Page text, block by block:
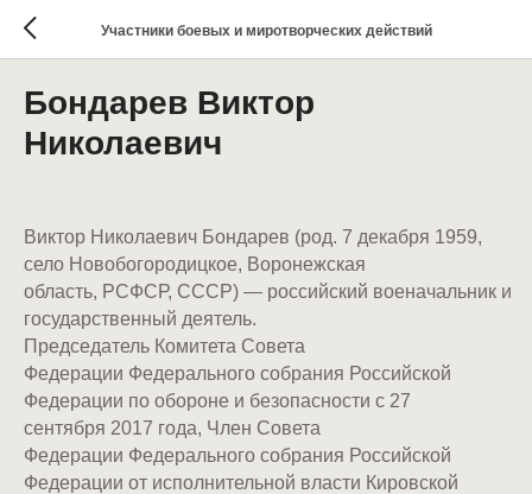
Участники боевых и миротворческих действий
Бондарев Виктор
Николаевич
Виктор Николаевич Бондарев (род. 7 декабря 1959,
село Новобогородицкое, Воронежская
область, РСФСР, СССР) — российский военачальник и
государственный деятель.
Председатель Комитета Совета
Федерации Федерального собрания Российской
Федерации по обороне и безопасности с 27
сентября 2017 года, Член Совета
Федерации Федерального собрания Российской
Федерации от исполнительной власти Кировской